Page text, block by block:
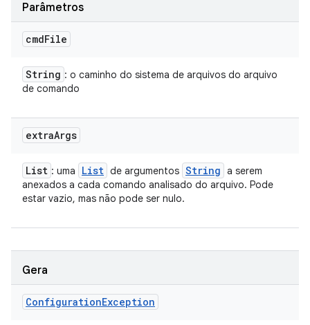
Parâmetros
cmdFile
String : o caminho do sistema de arquivos do arquivo
de comando
extraArgs
List : uma List de argumentos String a serem
anexados a cada comando analisado do arquivo. Pode
estar vazio, mas não pode ser nulo.
Gera
ConfigurationException